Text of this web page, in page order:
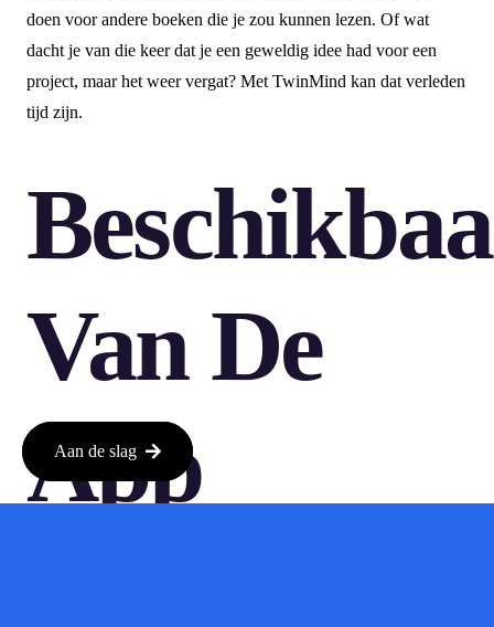
doen voor andere boeken die je zou kunnen lezen. Of wat
dacht je van die keer dat je een geweldig idee had voor een
project, maar het weer vergat? Met TwinMind kan dat verleden
tijd zijn.
Van De
App
Aan de slag